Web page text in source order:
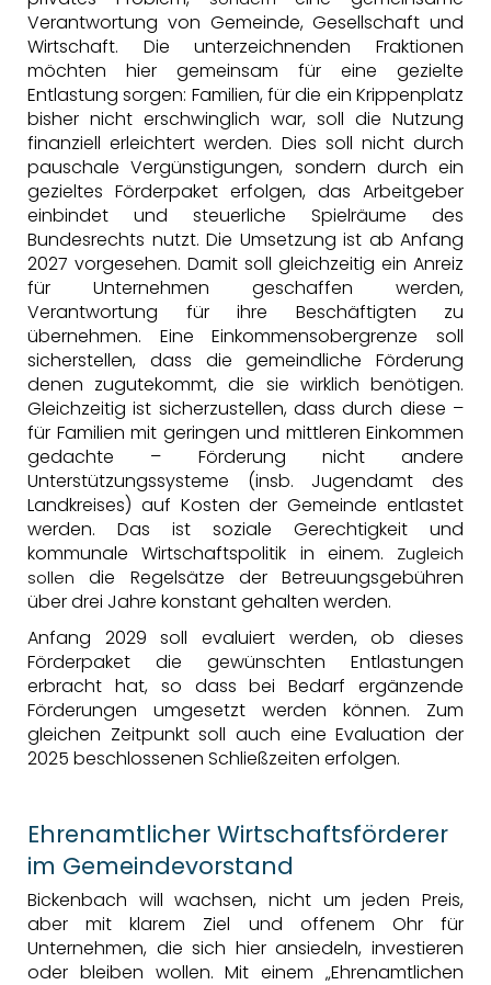
Verantwortung von Gemeinde, Gesellschaft und
Wirtschaft. Die unterzeichnenden Fraktionen
möchten hier gemeinsam für eine gezielte
Entlastung sorgen: Familien, für die ein Krippenplatz
bisher nicht erschwinglich war, soll die Nutzung
finanziell erleichtert werden. Dies soll nicht durch
pauschale Vergünstigungen, sondern durch ein
gezieltes Förderpaket erfolgen, das Arbeitgeber
einbindet und steuerliche Spielräume des
Bundesrechts nutzt. Die Umsetzung ist ab Anfang
2027 vorgesehen. Damit soll gleichzeitig ein Anreiz
für Unternehmen geschaffen werden,
Verantwortung für ihre Beschäftigten zu
übernehmen. Eine Einkommensobergrenze soll
sicherstellen, dass die gemeindliche Förderung
denen zugutekommt, die sie wirklich benötigen.
Gleichzeitig ist sicherzustellen, dass durch diese –
für Familien mit geringen und mittleren Einkommen
gedachte – Förderung nicht andere
Unterstützungssysteme (insb. Jugendamt des
Landkreises) auf Kosten der Gemeinde entlastet
werden. Das ist soziale Gerechtigkeit und
kommunale Wirtschaftspolitik in einem.
Zugleich
sollendie Regelsätze der Betreuungsgebühren
über drei Jahre konstant gehalten werden.
Anfang 2029 soll evaluiert werden, ob dieses
Förderpaket die gewünschten Entlastungen
erbracht hat, so dass bei Bedarf ergänzende
Förderungen umgesetzt werden können. Zum
gleichen Zeitpunkt soll auch eine Evaluation der
2025 beschlossenen Schließzeiten erfolgen.
Ehrenamtlicher Wirtschaftsförderer
im Gemeindevorstand
Bickenbach will wachsen, nicht um jeden Preis,
aber mit klarem Ziel und offenem Ohr für
Unternehmen, die sich hier ansiedeln, investieren
oder bleiben wollen. Mit einem „Ehrenamtlichen